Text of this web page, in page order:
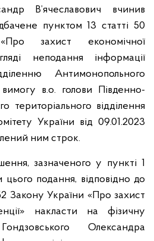
В’ячеславович вчинив
пунктом 13 статті 50
захист економічної
неподання інформації
Антимонопольного
в.о. голови Південно-
територіального відділення
України від 09.01.2023
ним строк.
зазначеного у пункті 1
цього подання, відповідно до
Закону України «Про захист
накласти на фізичну
Олександра